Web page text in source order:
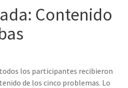
Contenido
los participantes recibieron
de los cinco problemas. Lo